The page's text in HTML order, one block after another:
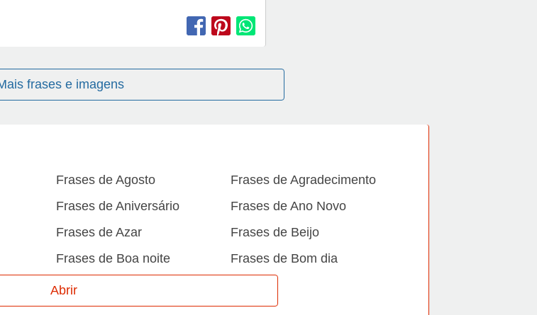
frases e imagens
Frases de Agosto
Frases de Agradecimento
Frases de Aniversário
Frases de Ano Novo
Frases de Azar
Frases de Beijo
Frases de Boa noite
Frases de Bom dia
Frases de Caráter
Frases de Dezembro Frases de Dia Internacional
Abrir